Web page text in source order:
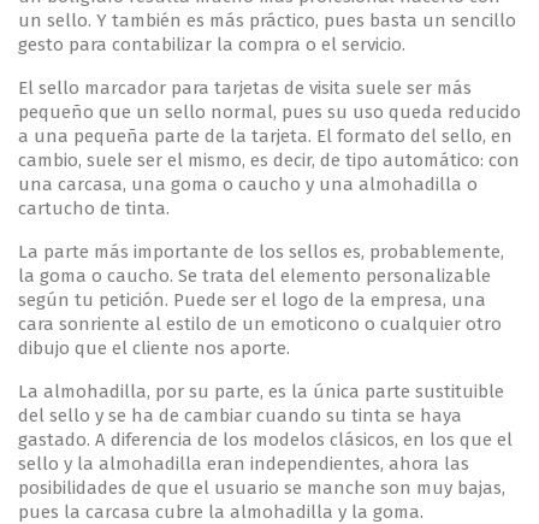
un sello. Y también es más práctico, pues basta un sencillo
gesto para contabilizar la compra o el servicio.
El sello marcador para tarjetas de visita suele ser más
pequeño que un sello normal, pues su uso queda reducido
a una pequeña parte de la tarjeta. El formato del sello, en
cambio, suele ser el mismo, es decir, de tipo automático: con
una carcasa, una goma o caucho y una almohadilla o
cartucho de tinta.
La parte más importante de los sellos es, probablemente,
la goma o caucho. Se trata del elemento personalizable
según tu petición. Puede ser el logo de la empresa, una
cara sonriente al estilo de un emoticono o cualquier otro
dibujo que el cliente nos aporte.
La almohadilla, por su parte, es la única parte sustituible
del sello y se ha de cambiar cuando su tinta se haya
gastado. A diferencia de los modelos clásicos, en los que el
sello y la almohadilla eran independientes, ahora las
posibilidades de que el usuario se manche son muy bajas,
pues la carcasa cubre la almohadilla y la goma.